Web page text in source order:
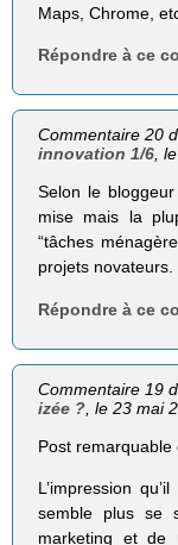
Maps, Chrome,
Répondre à ce
Commentaire 20
innovation 1/6,
Selon le bloggeur
mise mais la
“tâches
projets novateurs.
Répondre à ce
Commentaire 19
izée ? , le 23 mai
Post remarquable
L’impression
semble plus se
marketing et de